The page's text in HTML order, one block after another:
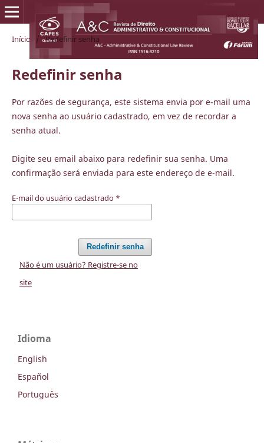
Início / Redefinir senha
Redefinir senha
Por razões de segurança, este sistema envia por e-mail uma
nova senha ao usuário cadastrado, em vez de recordar a
senha atual.
Digite seu email abaixo para redefinir sua senha. Uma
confirmação será enviada para este endereço de e-mail.
E-mail do usuário cadastrado *
Redefinir senha
Não é um usuário? Registre-se no
site
Idioma
English
Español
Português